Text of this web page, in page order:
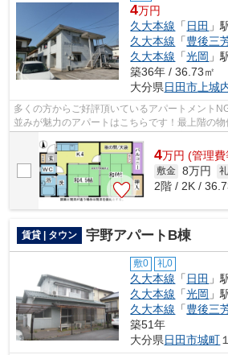
4万円
久大本線 「 日田 」
久大本線 「豊後三
久大本線 「光岡 」
築36年 / 36.73㎡
大分県日田市 上城
多くの方からご好評頂いているアパートメント
並みが魅力のアパートはこちらです！最上階の
4万円 (管理費
敷金 8万円
2階 / 2K /
賃貸 | タウン 宇野アパートB棟
敷0 礼0
久大本線 「 日田 」
久大本線 「光岡 」
久大本線 「豊後三
築51年
大分県日田市城町